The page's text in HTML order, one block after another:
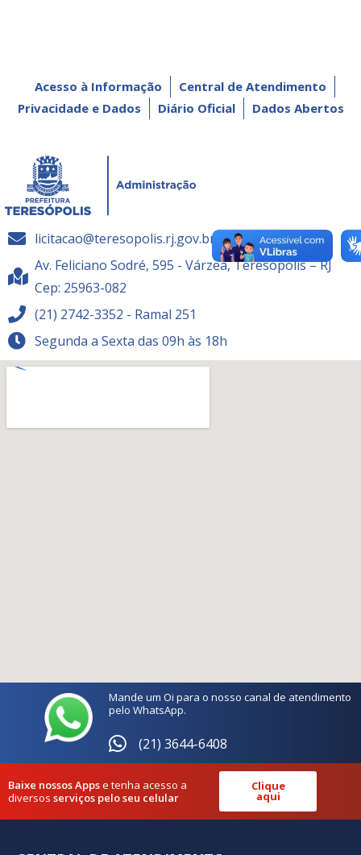
Acesso à Informação
Central de Atendimento
Privacidade e Dados
Diário Oficial Dados Abertos
licitacao@teresopolis.rj.gov.br
Av. Feliciano Sodré, 595 - Várzea, Teresópolis – RJ
Cep: 25963-082
(21) 2742-3352 - Ramal 251
Segunda a Sexta das 09h às 18h
Mande um Oi para o nosso canal de atendimento
pelo WhatsApp.
(21) 3644-6408
Baixe nossos Appse tenha acesso a
diversos serviços pelo seu celular
Clique
aqui